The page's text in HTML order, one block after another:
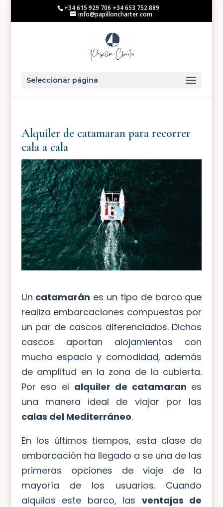
+34 615 929 706 +34 653 752 889
info@papilloncharter.com
Seleccionar página
Alquiler de catamaran para recorrer
cala a cala
Un catamarán es un tipo de barco que
realiza embarcaciones compuestas por
un par de cascos diferenciados. Dichos
cascos aportan alojamientos con
mucho espacio y comodidad, además
de amplitud en la zona de la cubierta.
Por eso el alquiler de catamaran es
una manera ideal de viajar por las
calas del Mediterráneo.
En los últimos tiempos, esta clase de
embarcación ha llegado a se una de las
primeras opciones de viaje de la
mayoría de los usuarios. Cuando
alquilas este barco, las ventajas de